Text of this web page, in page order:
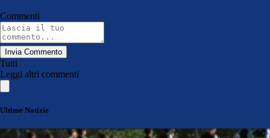
Commenti
Invia Commento
Tutti
Leggi altri commenti
Ultime Notizie